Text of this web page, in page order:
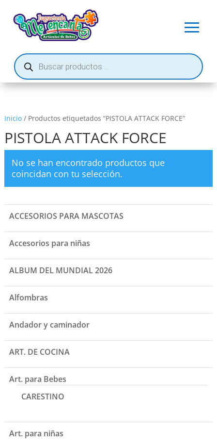
Búsqueda
de
productos
Inicio/ Productos etiquetados “PISTOLA ATTACK FORCE”
PISTOLA ATTACK FORCE
No se han encontrado productos que
coincidan con tu selección.
ACCESORIOS PARA MASCOTAS
Accesorios para niñas
ALBUM DEL MUNDIAL 2026
Alfombras
Andador y caminador
ART. DE COCINA
Art. para Bebes
CARESTINO
Art. para niñas